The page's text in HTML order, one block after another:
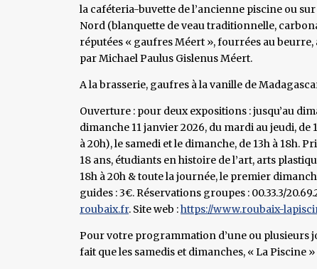
la caféteria-buvette de l’ancienne piscine ou
Nord (blanquette de veau traditionnelle,
réputées « gaufres Méert », fourrées au beurre,
par Michael Paulus Gislenus Méert.
A la brasserie, gaufres à la vanille de
Ouverture : pour deux expositions : jusqu’au
dimanche 11 janvier 2026, du mardi au jeudi, de
à 20h), le samedi et le dimanche, de 13h à 18h.
18 ans, étudiants en histoire de l’art, arts
18h à 20h & toute la journée, le premier
guides : 3€. Réservations groupes : 00.33.3/
roubaix.fr. Site web :https://www.roubaix-
Pour votre programmation d’une ou plusieurs
fait que les samedis et dimanches, « La Piscine »